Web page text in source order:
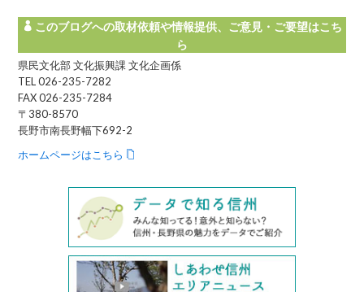
このブログへの取材依頼や情報提供、ご意見・ご要望はこち
ら
県民文化部 文化振興課 文化企画係
TEL 026-235-7282
FAX 026-235-7284
〒380-8570
長野市南長野幅下692-2
ホームページはこちら